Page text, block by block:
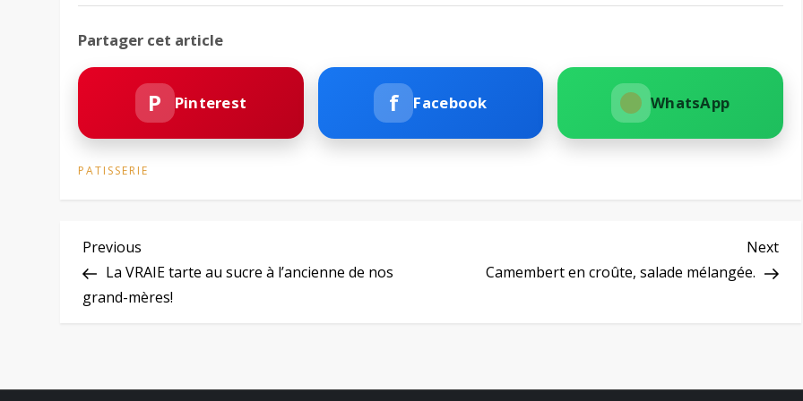
Partager cet article
P Pinterest f Facebook WhatsApp
PATISSERIE
N
a
i
Previous
Post
Previous
La VRAIE tarte au sucre à l’ancienne de nos
grand-mères!
Next
Camembert en croûte, salade mélangée.